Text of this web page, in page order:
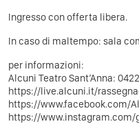
Ingresso con offerta libera.
In caso di maltempo: sala
per informazioni:
Alcuni Teatro Sant’Anna:
https://live.alcuni.it/
https://www.facebook.com/
https://